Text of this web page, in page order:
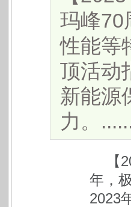
玛峰70
性能等
顶活动
新能源
力。
【
年，
2023